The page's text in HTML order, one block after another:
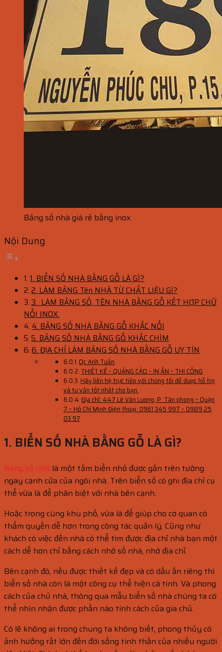
Bảng số nhà giá rẻ bằng inox
Nội Dung
1. BIỂN SỐ NHÀ BẰNG GỖ LÀ GÌ?
2. LÀM BẢNG Tên NHÀ TỪ CHẤT LIỆU GÌ?
3. LÀM BẢNG SỐ, TÊN NHÀ BẰNG GỖ KẾT HỢP CHỮ
NỔI INOX.
4. BẢNG SỐ NHÀ BẰNG GỖ KHẮC NỔI
5. BẢNG SỐ NHÀ BẰNG GỖ KHẮC CHÌM
6. ĐỊA CHỈ LÀM BẢNG SỐ NHÀ BẰNG GỖ UY TÍN
Qc Anh Tuấn
THIẾT KẾ – QUẢNG CÁO – IN ẤN – THI CÔNG
Hãy liên hệ trực tiếp với chúng tôi để được hỗ trợ
và tư vấn tốt nhất cho bạn.
Địa chỉ: 447 Lê Văn Lương, P. Tân phong – Quận
7 – Hồ Chí Minh Điện thoại: 0961 345 997 – 0989 25
03 97
1. BIỂN SỐ NHÀ BẰNG GỖ LÀ GÌ?
Bảng số nhà là một tấm biển nhỏ được gắn trên tường
ngay cạnh cửa của ngôi nhà. Trên biển số có ghi địa chỉ cụ
thể vừa là để phân biệt với nhà bên cạnh.
Hoặc trong cùng khu phố, vừa là để giúp cho cơ quan có
thẩm quyền dễ hơn trong công tác quản lý. Cũng như
khách có việc đến nhà có thể tìm được địa chỉ nhà bạn một
cách dễ hơn chỉ bằng cách nhớ số nhà, nhớ địa chỉ.
Bên cạnh đó, nếu được thiết kế đẹp và có dấu ấn riêng thì
biển số nhà còn là một công cụ thể hiện cá tính. Và phong
cách của chủ nhà, thông qua mẫu biển số nhà chúng ta có
thể nhìn nhận được phần nào tính cách của gia chủ.
Có lẽ không ai trong chung ta không biết, phong thủy có
ảnh hưởng rất lớn đến đời sống tinh thần của nhiều người